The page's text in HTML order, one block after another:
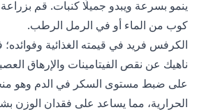
ينمو بسرعة ويبدو جميلًا كنبات. قم
كوب من الماء أو في الرمل الرطب.
الكرفس فريد في قيمته الغذائية وفوائده؛
ناهيك عن نقص الفيتامينات والإرهاق
على ضبط مستوى السكر في الدم وهو
الحرارية، مما يساعد على فقدان